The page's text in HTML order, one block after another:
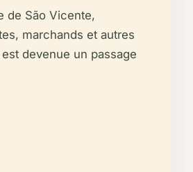
de São Vicente,
marchands et autres
devenue un passage